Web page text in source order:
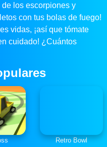
de los escorpiones y
con tus bolas de fuego!
vidas, ¡así que tómate
cuidado! ¿Cuántos
Retro Bowl